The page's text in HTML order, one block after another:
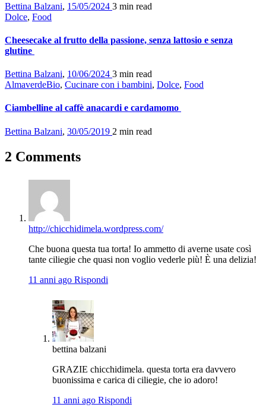
Bettina Balzani, 15/05/2024 3 min read
Dolce, Food
Cheesecake al frutto della passione, senza lattosio e senza
glutine
Bettina Balzani, 10/06/2024 3 min read
AlmaverdeBio, Cucinare con i bambini, Dolce, Food
Ciambelline al caffè anacardi e cardamomo
Bettina Balzani, 30/05/2019 2 min read
2 Comments
http://chicchidimela.wordpress.com/
Che buona questa tua torta! Io ammetto di averne usate così
tante ciliegie che quasi non voglio vederle più! È una delizia!
11 anni ago Rispondi
bettina balzani
GRAZIE chicchidimela. questa torta era davvero
buonissima e carica di ciliegie, che io adoro!
11 anni ago Rispondi